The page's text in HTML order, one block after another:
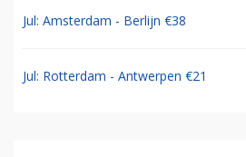
Jul: Amsterdam - Berlijn €38
Jul: Rotterdam - Antwerpen €21